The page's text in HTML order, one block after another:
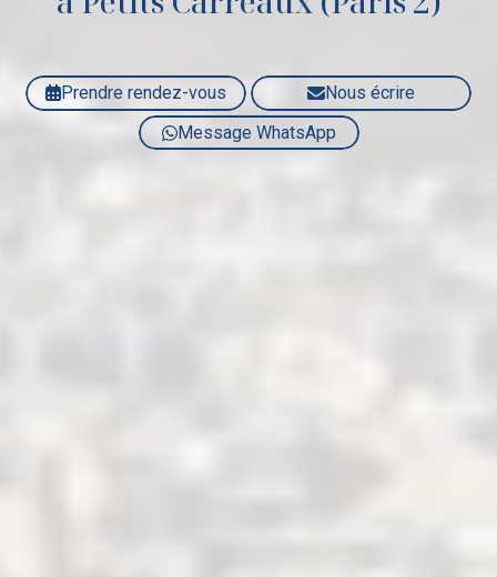
Prendre rendez-vous
Nous écrire
Message WhatsApp